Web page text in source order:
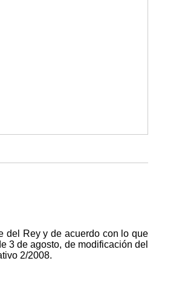
del Rey y de acuerdo con lo que
3 de agosto, de modificación del
2/2008.